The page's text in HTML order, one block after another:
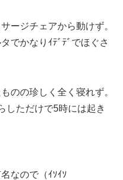
ージチェアから動けず。
でかなりｲﾃﾞﾃﾞでほぐさ
のの珍しく全く寝れず。
しただけで5時には起き
なので（ｲｿｲｿ